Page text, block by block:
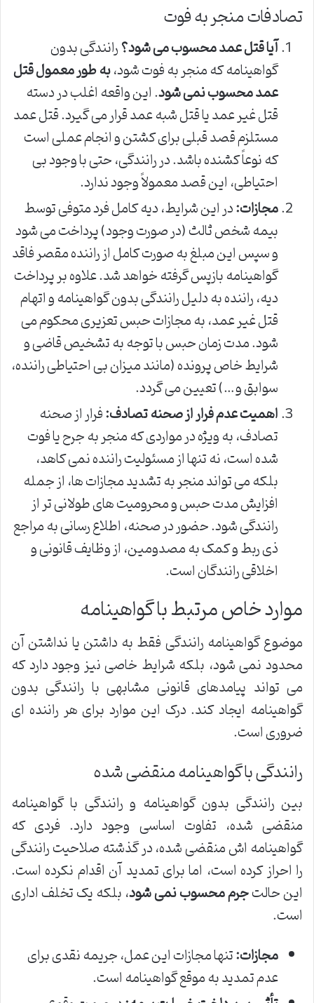
تصادفات منجر به فوت
آیا قتل عمد محسوب می شود؟رانندگی بدون
گواهینامه که منجر به فوت شود،به طور معمول قتل
عمد محسوب نمی شود. این واقعه اغلب در دسته
قتل غیر عمد یا قتل شبه عمد قرار می گیرد. قتل عمد
مستلزم قصد قبلی برای کشتن و انجام عملی است
که نوعاً کشنده باشد. در رانندگی، حتی با وجود بی
احتیاطی، این قصد معمولاً وجود ندارد.
مجازات:در این شرایط، دیه کامل فرد متوفی توسط
بیمه شخص ثالث (در صورت وجود) پرداخت می شود
و سپس این مبلغ به صورت کامل از راننده مقصر فاقد
گواهینامه بازپس گرفته خواهد شد. علاوه بر پرداخت
دیه، راننده به دلیل رانندگی بدون گواهینامه و اتهام
قتل غیر عمد، به مجازات حبس تعزیری محکوم می
شود. مدت زمان حبس با توجه به تشخیص قاضی و
شرایط خاص پرونده (مانند میزان بی احتیاطی راننده،
سوابق و…) تعیین می گردد.
اهمیت عدم فرار از صحنه تصادف:فرار از صحنه
تصادف، به ویژه در مواردی که منجر به جرح یا فوت
شده است، نه تنها از مسئولیت راننده نمی کاهد،
بلکه می تواند منجر به تشدید مجازات ها، از جمله
افزایش مدت حبس و محرومیت های طولانی تر از
رانندگی شود. حضور در صحنه، اطلاع رسانی به مراجع
ذی ربط و کمک به مصدومین، از وظایف قانونی و
اخلاقی رانندگان است.
موارد خاص مرتبط با گواهینامه
موضوع گواهینامه رانندگی فقط به داشتن یا نداشتن آن
محدود نمی شود، بلکه شرایط خاصی نیز وجود دارد که
می تواند پیامدهای قانونی مشابهی با رانندگی بدون
گواهینامه ایجاد کند. درک این موارد برای هر راننده ای
ضروری است.
رانندگی با گواهینامه منقضی شده
بین رانندگی بدون گواهینامه و رانندگی با گواهینامه
منقضی شده، تفاوت اساسی وجود دارد. فردی که
گواهینامه اش منقضی شده، در گذشته صلاحیت رانندگی
را احراز کرده است، اما برای تمدید آن اقدام نکرده است.
این حالتجرم محسوب نمی شود، بلکه یک تخلف اداری
است.
مجازات:تنها مجازات این عمل، جریمه نقدی برای
عدم تمدید به موقع گواهینامه است.